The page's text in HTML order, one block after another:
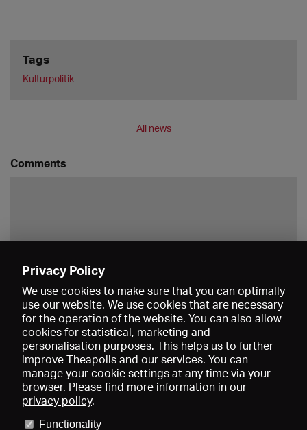
Tags
Kulturpolitik
All news
Comments
About us
Imprint
Privacy Policy
We use cookies to make sure that you can optimally
use our website. We use cookies that are necessary
for the operation of the website. You can also allow
cookies for statistical, marketing and
personalisation purposes. This helps us to further
improve Theapolis and our services. You can
manage your cookie settings at any time via your
browser. Please find more information in our
privacy policy.
Functionality